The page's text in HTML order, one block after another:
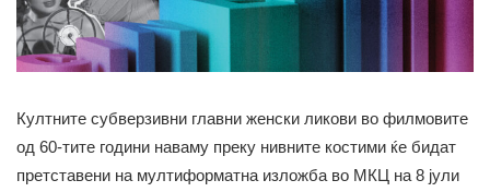
Култните субверзивни главни женски ликови во филмовите
од 60-тите години наваму преку нивните костими ќе бидат
претставени на мултиформатна изложба во МКЦ на 8 јули